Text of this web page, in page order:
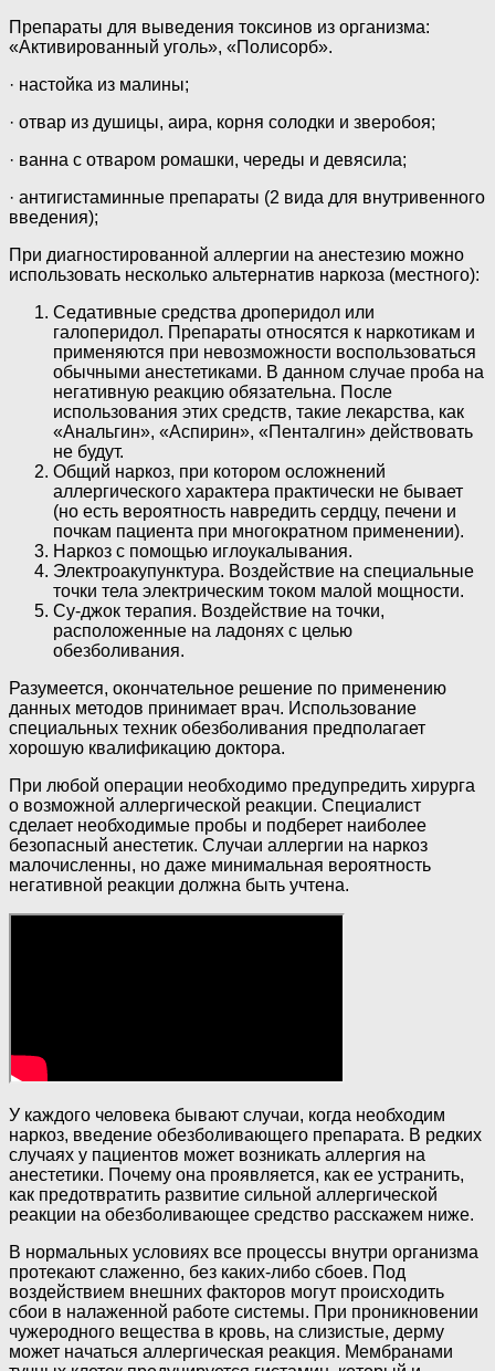
Препараты для выведения токсинов из организма:
«Активированный уголь», «Полисорб».
· настойка из малины;
· отвар из душицы, аира, корня солодки и зверобоя;
· ванна с отваром ромашки, череды и девясила;
· антигистаминные препараты (2 вида для внутривенного
введения);
При диагностированной аллергии на анестезию можно
использовать несколько альтернатив наркоза (местного):
Седативные средства дроперидол или
галоперидол. Препараты относятся к наркотикам и
применяются при невозможности воспользоваться
обычными анестетиками. В данном случае проба на
негативную реакцию обязательна. После
использования этих средств, такие лекарства, как
«Анальгин», «Аспирин», «Пенталгин» действовать
не будут.
Общий наркоз, при котором осложнений
аллергического характера практически не бывает
(но есть вероятность навредить сердцу, печени и
почкам пациента при многократном применении).
Наркоз с помощью иглоукалывания.
Электроакупунктура. Воздействие на специальные
точки тела электрическим током малой мощности.
Су-джок терапия. Воздействие на точки,
расположенные на ладонях с целью
обезболивания.
Разумеется, окончательное решение по применению
данных методов принимает врач. Использование
специальных техник обезболивания предполагает
хорошую квалификацию доктора.
При любой операции необходимо предупредить хирурга
о возможной аллергической реакции. Специалист
сделает необходимые пробы и подберет наиболее
безопасный анестетик. Случаи аллергии на наркоз
малочисленны, но даже минимальная вероятность
негативной реакции должна быть учтена.
У каждого человека бывают случаи, когда необходим
наркоз, введение обезболивающего препарата. В редких
случаях у пациентов может возникать аллергия на
анестетики. Почему она проявляется, как ее устранить,
как предотвратить развитие сильной аллергической
реакции на обезболивающее средство расскажем ниже.
В нормальных условиях все процессы внутри организма
протекают слаженно, без каких-либо сбоев. Под
воздействием внешних факторов могут происходить
сбои в налаженной работе системы. При проникновении
чужеродного вещества в кровь, на слизистые, дерму
может начаться аллергическая реакция. Мембранами